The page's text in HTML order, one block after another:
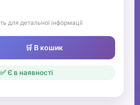
для детальної інформації
🛒 В кошик
✅ Є в наявності